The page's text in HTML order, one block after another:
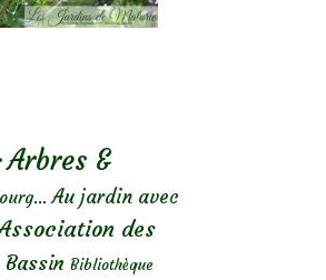
Arbres &
Au jardin avec
des
Bassin Bibliothèque